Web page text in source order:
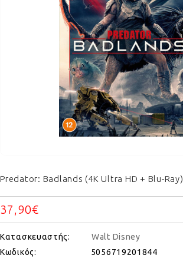
Predator: Badlands (4K Ultra HD + Blu-Ray)
37,90€
Κατασκευαστής:
Walt Disney
Κωδικός:
5056719201844